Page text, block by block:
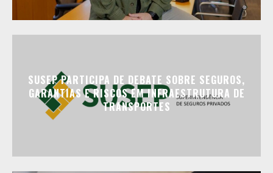
SUSEP PARTICIPA DE DEBATE SOBRE SEGUROS,
GARANTIAS E RISCOS EM INFRAESTRUTURA DE
TRANSPORTES